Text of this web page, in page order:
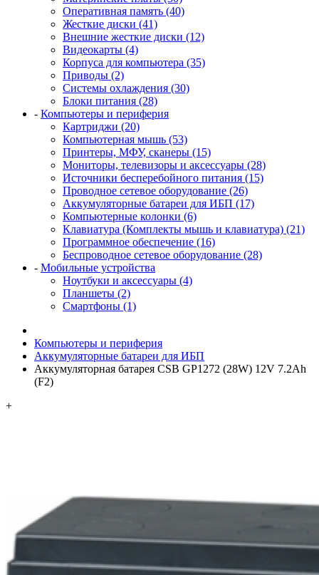
Оперативная память (40)
Жесткие диски (41)
Внешние жесткие диски (12)
Видеокарты (4)
Корпуса для компьютера (35)
Приводы (2)
Системы охлаждения (30)
Блоки питания (28)
- Компьютеры и периферия
Картриджи (20)
Компьютерная мышь (53)
Принтеры, МФУ, сканеры (15)
Мониторы, телевизоры и аксессуары (28)
Источники бесперебойного питания (15)
Проводное сетевое оборудование (26)
Аккумуляторные батареи для ИБП (17)
Компьютерные колонки (6)
Клавиатура (Комплекты мышь и клавиатура) (21)
Программное обеспечение (16)
Беспроводное сетевое оборудование (28)
- Мобильные устройства
Ноутбуки и аксессуары (4)
Планшеты (2)
Смартфоны (1)
Компьютеры и периферия
Аккумуляторные батареи для ИБП
Аккумуляторная батарея CSB GP1272 (28W) 12V 7.2Ah
(F2)
+